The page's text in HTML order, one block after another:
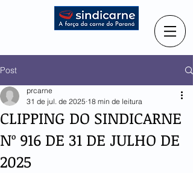
Post
CLIPPING DO SINDICARNE
Nº 916 DE 31 DE JULHO DE
2025
prcarne
31 de jul. de 2025 18 min de leitura